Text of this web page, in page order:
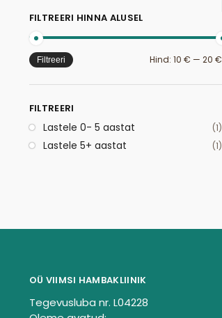
FILTREERI HINNA ALUSEL
Filtreeri Hind:10 € —20 €
FILTREERI
Lastele 0- 5 aastat (1)
Lastele 5+ aastat (1)
OÜ VIIMSI HAMBAKLIINIK
Tegevusluba nr. L04228